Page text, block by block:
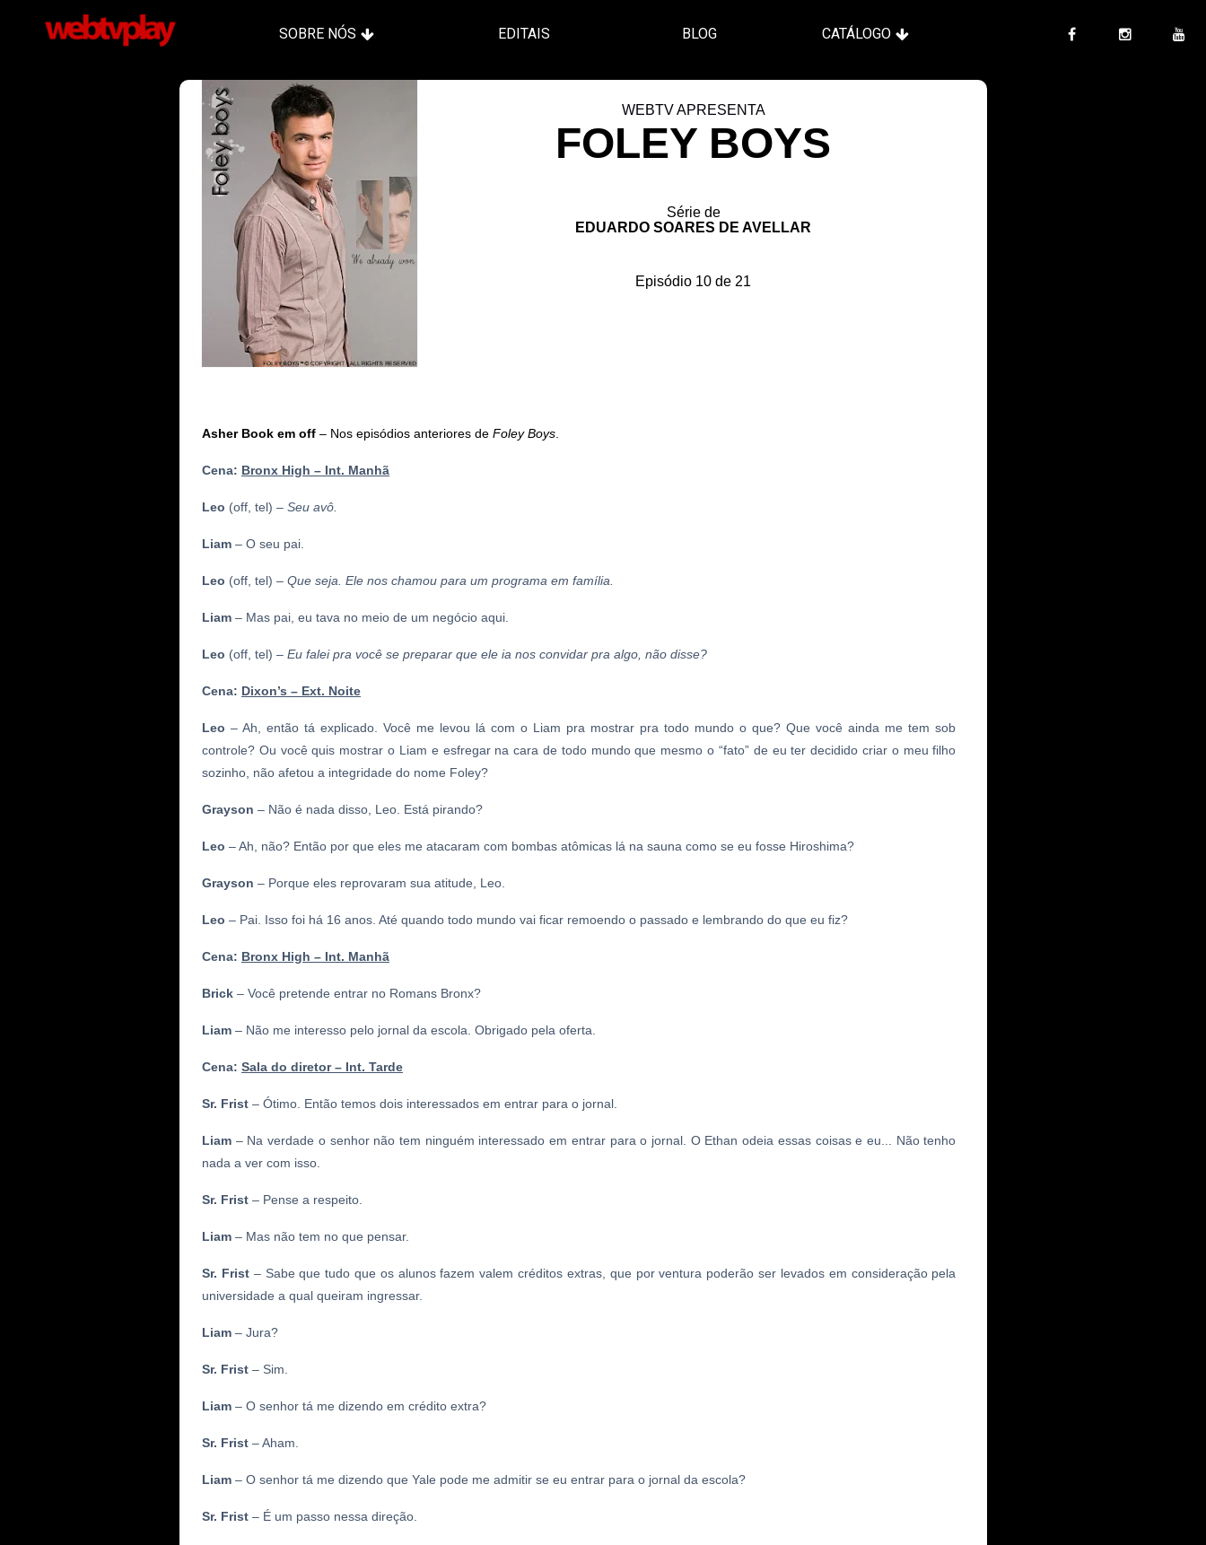
SOBRE NÓS EDITAIS BLOG CATÁLOGO
WEBTV APRESENTA
FOLEY BOYS
Série de
EDUARDO SOARES DE AVELLAR
Episódio 10 de 21
Asher Book em off – Nos episódios anteriores de Foley Boys
Cena: Bronx High – Int. Manhã
Leo (off, tel) – Seu avô
Liam – O seu pai.
Leo (off, tel) – Que seja. Ele nos chamou para um programa em família.
Liam – Mas pai, eu tava no meio de um negócio aqui.
Leo (off, tel) – Eu falei pra você se preparar que ele ia nos convidar pra algo, não disse?
Cena: Dixon’s – Ext. Noite
Leo – Ah, então tá explicado. Você me levou lá com o Liam pra mostrar pra todo mundo o que? Que você ainda me tem sob
controle? Ou você quis mostrar o Liam e esfregar na cara de todo mundo que mesmo o “fato” de eu ter decidido criar o meu filho
sozinho, não afetou a integridade do nome Foley?
Grayson – Não é nada disso, Leo. Está pirando?
Leo – Ah, não? Então por que eles me atacaram com bombas atômicas lá na sauna como se eu fosse Hiroshima?
Grayson – Porque eles reprovaram sua atitude, Leo.
Leo – Pai. Isso foi há 16 anos. Até quando todo mundo vai ficar remoendo o passado e lembrando do que eu fiz?
Cena: Bronx High – Int. Manhã
Brick – Você pretende entrar no Romans Bronx?
Liam – Não me interesso pelo jornal da escola. Obrigado pela oferta.
Cena: Sala do diretor – Int. Tarde
Sr. Frist – Ótimo. Então temos dois interessados em entrar para o jornal.
Liam – Na verdade o senhor não tem ninguém interessado em entrar para o jornal. O Ethan odeia essas coisas e eu... Não tenho
nada a ver com isso.
Sr. Frist – Pense a respeito.
Liam – Mas não tem no que pensar.
Sr. Frist– Sabe que tudo que os alunos fazem valem créditos extras, que por ventura poderão ser levados em consideração pela
universidade a qual queiram ingressar.
Liam – Jura?
Sr. Frist – Sim.
Liam – O senhor tá me dizendo em crédito extra?
Sr. Frist –Aham
Liam – O senhor tá me dizendo que Yale pode me admitir se eu entrar para o jornal da escola?
Sr. Frist – É um passo nessa direção.